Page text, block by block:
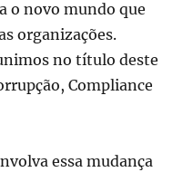
o novo mundo que
organizações.
no título deste
Compliance
essa mudança